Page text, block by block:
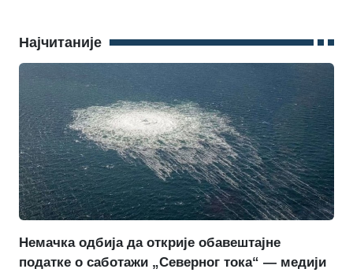
Најчитаније
Немачка одбија да открије обавештајне
податке о саботажи „Северног тока“ — медији